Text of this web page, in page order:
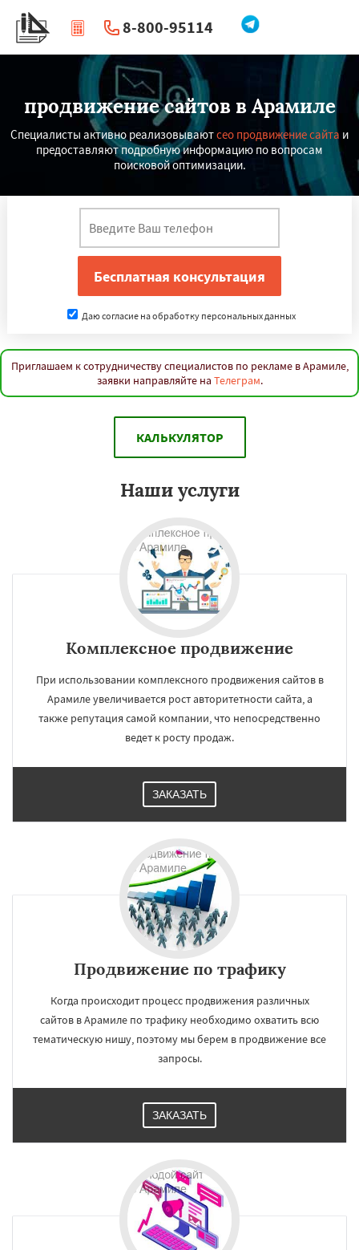
8-800-95114
| Перезвоните мне
продвижение сайтов в Арамиле
Специалисты активно реализовываютсео продвижение сайта и
предоставляют подробную информацию по вопросам
поисковой оптимизации.
Даю согласие на обработку персональных данных
Приглашаем к сотрудничеству специалистов по рекламе в Арамиле,
заявки направляйте на Телеграм.
КАЛЬКУЛЯТОР
Наши услуги
Комплексное продвижение
При использовании комплексного продвижения сайтов в
Арамиле увеличивается рост авторитетности сайта, а
также репутация самой компании, что непосредственно
ведет к росту продаж.
ЗАКАЗАТЬ
Продвижение по трафику
Когда происходит процесс продвижения различных
сайтов в Арамиле по трафику необходимо охватить всю
тематическую нишу, поэтому мы берем в продвижение все
запросы.
ЗАКАЗАТЬ